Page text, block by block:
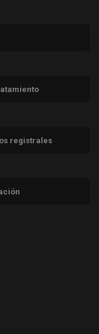
registrales